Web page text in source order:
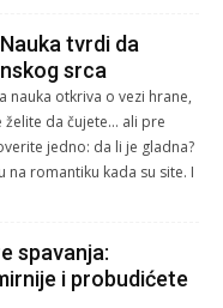
tvrdi da
srca
nauka otkriva o vezi hrane,
želite da čujete… ali pre
jedno: da li je gladna?
na romantiku kada su site. I
spavanja:
i probudićete